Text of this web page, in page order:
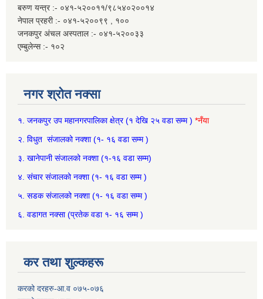
बरुण यन्त्र :- ०४१-५२००११/९८५४०२००१४
नेपाल प्रहरी :- ०४१-५२००९९ , १००
जनकपुर अंचल अस्पताल :- ०४१-५२००३३
एम्बुलेन्स :- १०२
नगर श्रोत नक्सा
१. जनकपुर उप महानगरपालिका क्षेत्र(१ देखि २५ वडा सम्म ) *नँया
२. विधुत संजालको नक्शा (१- १६ वडा सम्म )
३. खानेपानी संजालको नक्शा (१-१६ वडा सम्म)
४. संचार संजालको नक्शा (१- १६ वडा सम्म )
५. सडक संजालको नक्शा (१- १६ वडा सम्म )
६. वडागत नक्सा (प्रतेक वडा १- १६ सम्म )
कर तथा शुल्कहरू
करको दरहरु-आ.व ०७५-०७६